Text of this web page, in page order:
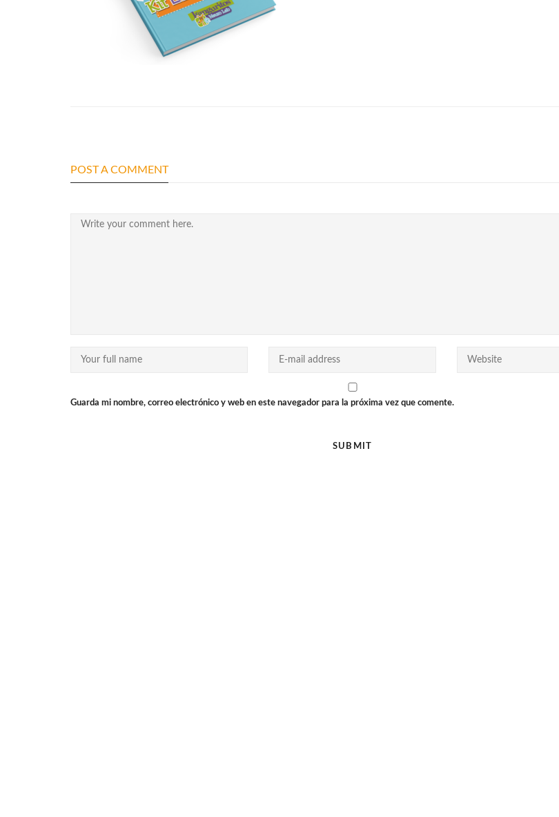
POST A COMMENT
Guarda mi nombre, correo electrónico y web en este navegador para la próxima vez que comente.